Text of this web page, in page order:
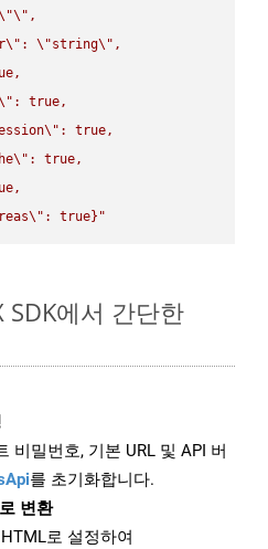
\" ,
\" : \"string\" ,
: true,
\" : true,
\" : true,
\" : true}"
SDK에서 간단한
비밀번호, 기본 URL 및 API 버
를 초기화합니다.
변환
로 설정하여